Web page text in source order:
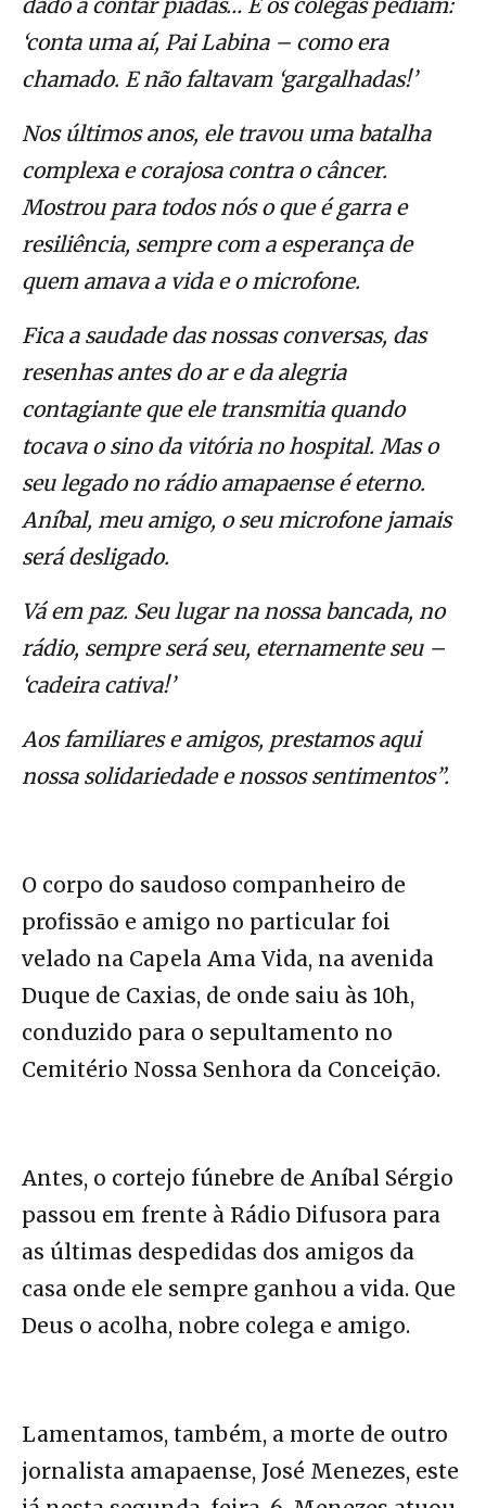
dado a contar piadas… E os colegas pediam:
‘conta uma aí, Pai Labina – como era
chamado. E não faltavam ‘gargalhadas!’
Nos últimos anos, ele travou uma batalha
complexa e corajosa contra o câncer.
Mostrou para todos nós o que é garra e
resiliência, sempre com a esperança de
quem amava a vida e o microfone.
Fica a saudade das nossas conversas, das
resenhas antes do ar e da alegria
contagiante que ele transmitia quando
tocava o sino da vitória no hospital. Mas o
seu legado no rádio amapaense é eterno.
Aníbal, meu amigo, o seu microfone jamais
será desligado.
Vá em paz. Seu lugar na nossa bancada, no
rádio, sempre será seu, eternamente seu –
‘cadeira cativa!’
Aos familiares e amigos, prestamos aqui
nossa solidariedade e nossos sentimentos”.
O corpo do saudoso companheiro de
profissão e amigo no particular foi
velado na Capela Ama Vida, na avenida
Duque de Caxias, de onde saiu às 10h,
conduzido para o sepultamento no
Cemitério Nossa Senhora da Conceição.
Antes, o cortejo fúnebre de Aníbal Sérgio
passou em frente à Rádio Difusora para
as últimas despedidas dos amigos da
casa onde ele sempre ganhou a vida. Que
Deus o acolha, nobre colega e amigo.
Lamentamos, também, a morte de outro
jornalista amapaense, José Menezes, este